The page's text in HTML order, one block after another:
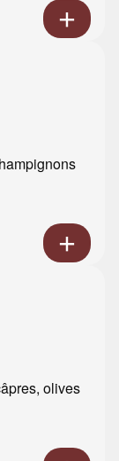
olives